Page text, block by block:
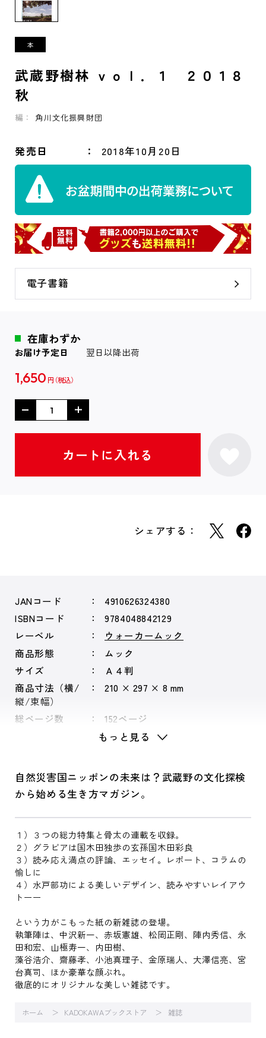
武蔵野樹林 ｖｏｌ．１ ２０１８
秋
編： 角川文化振興財団
発売日 2018年10月20日
電子書籍
在庫わずか
お届け予定日 翌日以降出荷
1,650 円
シェアする：
JANコード
4910626324380
ISBNコード
9784048842129
レーベル
ウォーカームック
商品形態
ムック
サイズ
Ａ４判
商品寸法（横/
縦/束幅）
210 × 297 × 8 mm
総ページ数 152ページ
もっと見る
自然災害国ニッポンの未来は？武蔵野の文化探検
から始める生き方マガジン。
１）３つの総力特集と骨太の連載を収録。
２）グラビアは国木田独歩の玄孫国木田彩良
３）読み応え満点の評論、エッセイ。レポート、コラムの
愉しに
４）水戸部功による美しいデザイン、読みやすいレイアウ
トーー
という力がこもった紙の新雑誌の登場。
執筆陣は、中沢新一、赤坂憲雄、松岡正剛、陣内秀信、永
田和宏、山極寿一、内田樹、
藻谷浩介、齋藤孝、小池真理子、金原瑞人、大澤信亮、宮
台真司、ほか豪華な顔ぶれ。
徹底的にオリジナルな美しい雑誌です。
ホーム KADOKAWAブックストア 雑誌